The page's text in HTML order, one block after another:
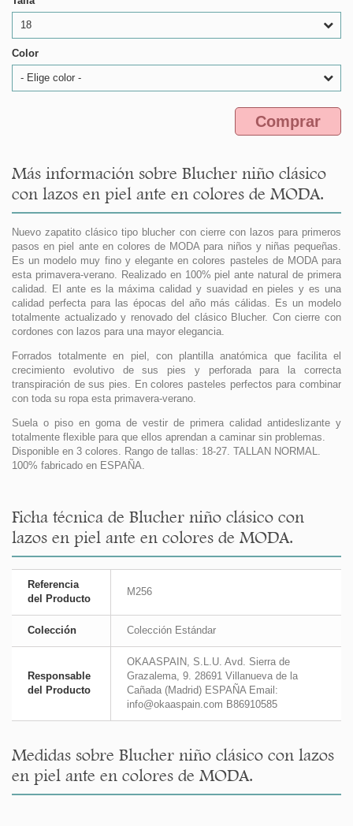
18
Color
- Elige color -
Comprar
Más información sobre Blucher niño clásico
con lazos en piel ante en colores de MODA.
Nuevo zapatito clásico tipo blucher con cierre con lazos para primeros
pasos en piel ante en colores de MODA para niños y niñas pequeñas.
Es un modelo muy fino y elegante en colores pasteles de MODA para
esta primavera-verano. Realizado en 100% piel ante natural de primera
calidad. El ante es la máxima calidad y suavidad en pieles y es una
calidad perfecta para las épocas del año más cálidas. Es un modelo
totalmente actualizado y renovado del clásico Blucher. Con cierre con
cordones con lazos para una mayor elegancia.
Forrados totalmente en piel, con plantilla anatómica que facilita el
crecimiento evolutivo de sus pies y perforada para la correcta
transpiración de sus pies. En colores pasteles perfectos para combinar
con toda su ropa esta primavera-verano.
Suela o piso en goma de vestir de primera calidad antideslizante y
totalmente flexible para que ellos aprendan a caminar sin problemas.
Disponible en 3 colores. Rango de tallas: 18-27. TALLAN NORMAL.
100% fabricado en ESPAÑA.
Ficha técnica de Blucher niño clásico con
lazos en piel ante en colores de MODA.
Referencia
del Producto
M256
Colección Colección Estándar
Responsable
del Producto
OKAASPAIN, S.L.U. Avd. Sierra de
Grazalema, 9. 28691 Villanueva de la
Cañada (Madrid) ESPAÑA Email:
info@okaaspain.com B86910585
Medidas sobre Blucher niño clásico con lazos
en piel ante en colores de MODA.